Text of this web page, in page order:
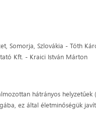
Somorja, Szlovákia - Tóth
Kft. - Kraici István Márton
hátrányos
ez által életminőségük